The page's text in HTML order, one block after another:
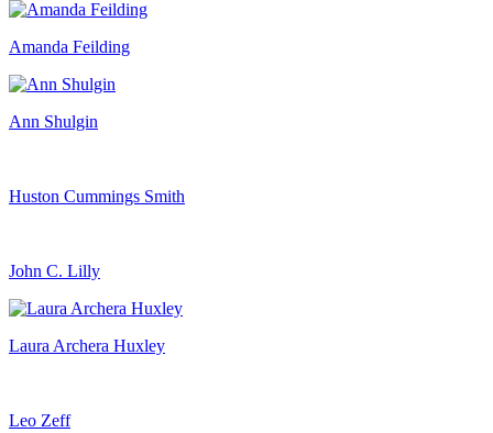
Amanda Feilding
Ann Shulgin
Huston Cummings Smith
John C. Lilly
Laura Archera Huxley
Leo Zeff